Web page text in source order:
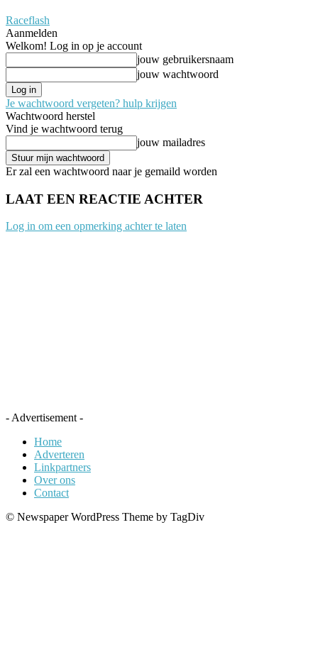
Raceflash
Aanmelden
Welkom! Log in op je account
jouw gebruikersnaam
jouw wachtwoord
Je wachtwoord vergeten? hulp krijgen
Wachtwoord herstel
Vind je wachtwoord terug
jouw mailadres
Er zal een wachtwoord naar je gemaild worden
LAAT EEN REACTIE ACHTER
Log in om een opmerking achter te laten
- Advertisement -
Home
Adverteren
Linkpartners
Over ons
Contact
© Newspaper WordPress Theme by TagDiv